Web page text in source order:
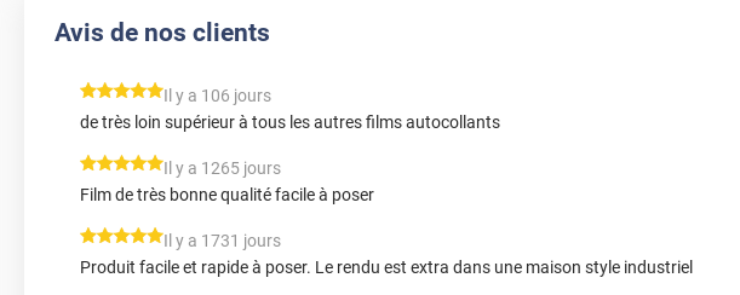
Avis de nos clients
*****
Il y a 106 jours
de très loin supérieur à tous les autres films autocollants
*****
Il y a 1265 jours
Film de très bonne qualité facile à poser
*****
Il y a 1731 jours
Produit facile et rapide à poser. Le rendu est extra dans une maison style industriel